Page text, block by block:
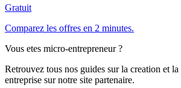
Gratuit
Comparez les offres en 2 minutes.
Vous etes micro-entrepreneur ?
Retrouvez tous nos guides sur la creation et
entreprise sur notre site partenaire.